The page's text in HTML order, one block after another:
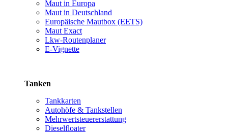
Maut in Europa
Maut in Deutschland
Europäische Mautbox (EETS)
Maut Exact
Lkw-Routenplaner
E-Vignette
Tanken
Tankkarten
Autohöfe & Tankstellen
Mehrwertsteuererstattung
Dieselfloater